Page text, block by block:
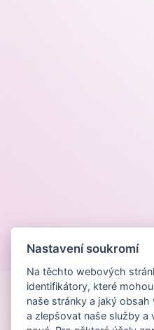
Nastavení soukromí
Na těchto webových
identifikátory, které
naše stránky a jaký
a zlepšovat naše služby a